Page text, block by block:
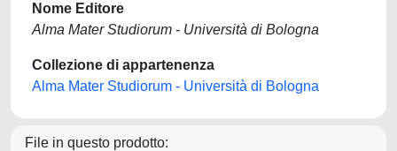
Nome Editore
Alma Mater Studiorum - Università di Bologna
Collezione di appartenenza
Alma Mater Studiorum - Università di Bologna
File in questo prodotto: